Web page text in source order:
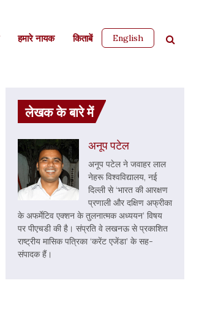
हमारे नायक किताबें English
लेखक के बारे में
अनूप पटेल
अनूप पटेल ने जवाहर लाल
नेहरू विश्वविद्यालय, नई
दिल्ली से ‘भारत की आरक्षण
प्रणाली और दक्षिण अफ्रीका
के अफर्मेटिव एक्शन के तुलनात्मक अध्ययन’ विषय
पर पीएचडी की है। संप्रति वे लखनऊ से प्रकाशित
राष्ट्रीय मासिक पत्रिका ‘करेंट एजेंडा’ के सह-
संपादक हैं।